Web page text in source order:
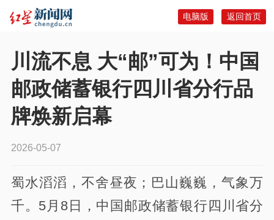
返回首页
电脑版
川流不息 大“邮”可为！中国
邮政储蓄银行四川省分行品
牌焕新启幕
2026-05-07
蜀水滔滔，不舍昼夜；巴山巍巍，气象万
千。5月8日，中国邮政储蓄银行四川省分